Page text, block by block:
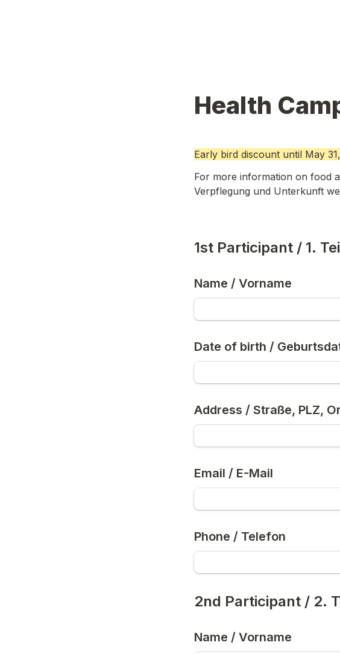
Health
Early bird discount until May
For more information on food
Verpflegung und Unterkunft
1st Participant / 1.
Name / Vorname
Date of birth /
Address / Straße, PLZ,
Email / E-Mail
Phone / Telefon
2nd Participant / 2.
Name / Vorname